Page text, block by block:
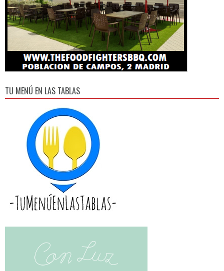
TU MENÚ EN LAS TABLAS